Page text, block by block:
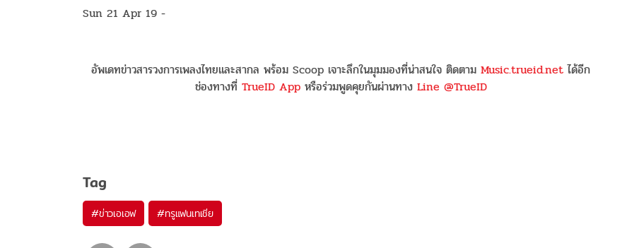
Sun 21 Apr 19 -
อัพเดทข่าวสารวงการเพลงไทยและสากล พร้อม Scoop เจาะลึกในมุมมองที่น่าสนใจ ติดตาม Music.trueid.net ได้อีก
ช่องทางที่ TrueID Appหรือร่วมพูดคุยกันผ่านทาง Line @TrueID
Tag
#ข่าวเอเอฟ #ทรูแฟนเทเชีย